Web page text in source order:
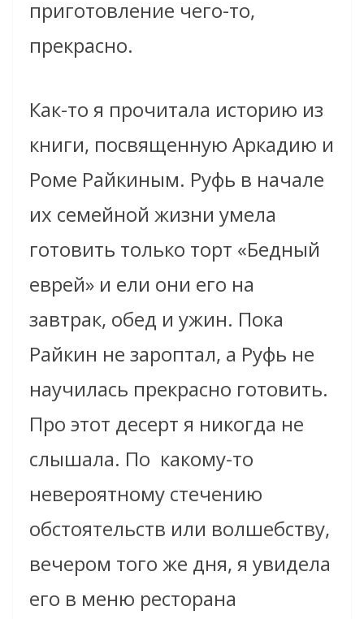
приготовление чего-то,
прекрасно.
Как-то я прочитала историю из
книги, посвященную Аркадию и
Роме Райкиным. Руфь в начале
их семейной жизни умела
готовить только торт «Бедный
еврей» и ели они его на
завтрак, обед и ужин. Пока
Райкин не зароптал, а Руфь не
научилась прекрасно готовить.
Про этот десерт я никогда не
слышала. По какому-то
невероятному стечению
обстоятельств или волшебству,
вечером того же дня, я увидела
его в меню ресторана